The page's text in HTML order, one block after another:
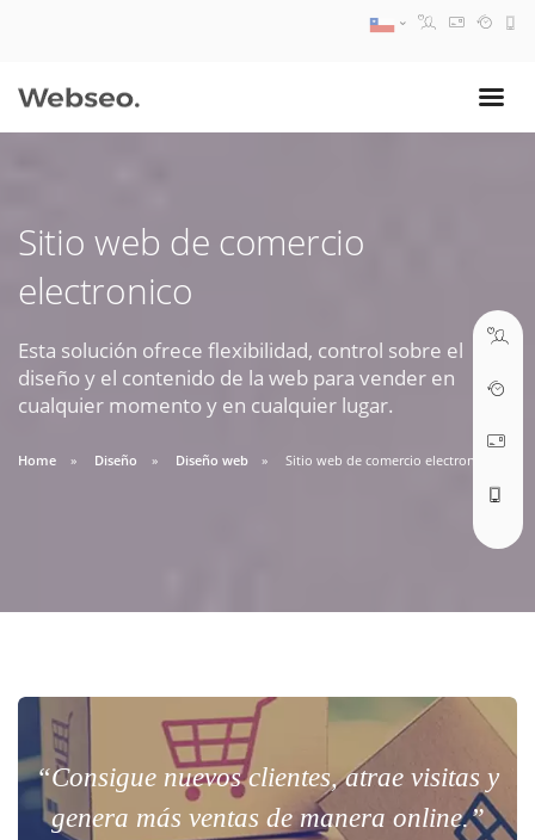
Sitio web de comercio
electronico
Esta solución ofrece flexibilidad, control sobre el
diseño y el contenido de la web para vender en
cualquier momento y en cualquier lugar.
Home Diseño Diseño web Sitio web de comercio electronico
“Consigue nuevos clientes, atrae visitas y
genera más ventas de manera online.”
09:30 AM A 18:30 PM
soporte@webseo.cl
ABRIR TICKET